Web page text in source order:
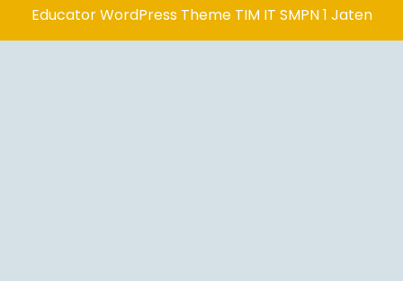
Educator WordPress ThemeTIM IT SMPN 1 Jaten